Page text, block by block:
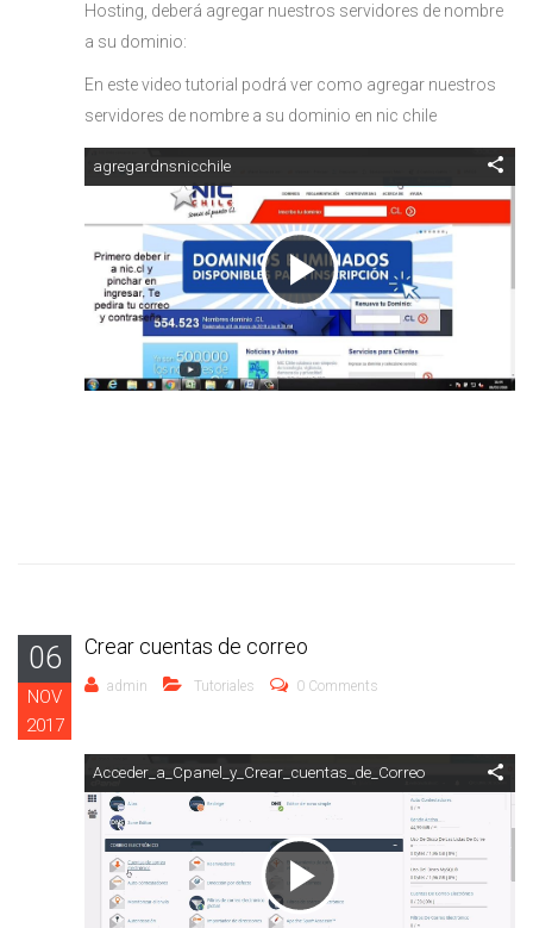
Hosting, deberá agregar nuestros servidores de nombre
a su dominio:
En este video tutorial podrá ver como agregar nuestros
servidores de nombre a su dominio en nic chile
agregardnsnicchile
Reproducir
Vídeo
06
NOV
2017
Crear cuentas de correo
admin Tutoriales 0 Comments
Acceder_a_Cpanel_y_Crear_cuentas_de_Correo
Reproducir